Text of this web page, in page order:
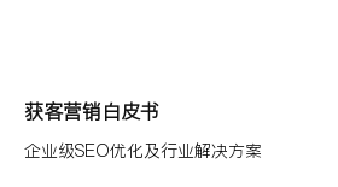
获客营销白皮书
企业级SEO优化及行业解决方案